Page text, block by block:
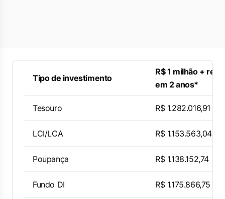
Tipo de investimento
R$ 1 milhão +
em 2 anos*
Tesouro R$ 1.282.016,91
LCI/LCA R$ 1.153.563,04
Poupança R$ 1.138.152,74
Fundo DI R$ 1.175.866,75